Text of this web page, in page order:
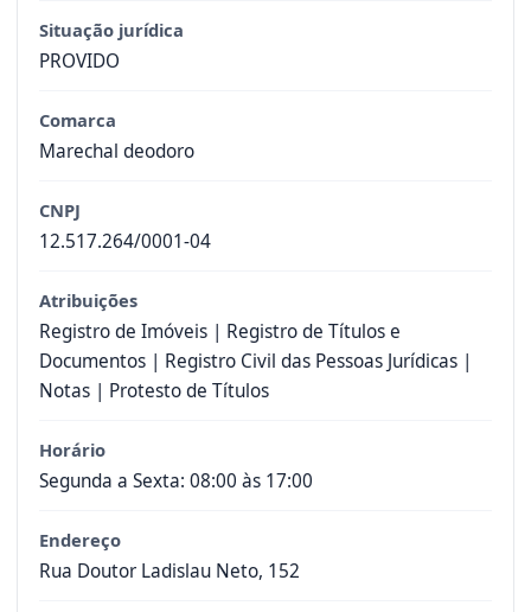
Situação jurídica
PROVIDO
Comarca
Marechal deodoro
CNPJ
12.517.264/0001-04
Atribuições
Registro de Imóveis | Registro de Títulos e
Documentos | Registro Civil das Pessoas Jurídicas |
Notas | Protesto de Títulos
Horário
Segunda a Sexta: 08:00 às 17:00
Endereço
Rua Doutor Ladislau Neto, 152